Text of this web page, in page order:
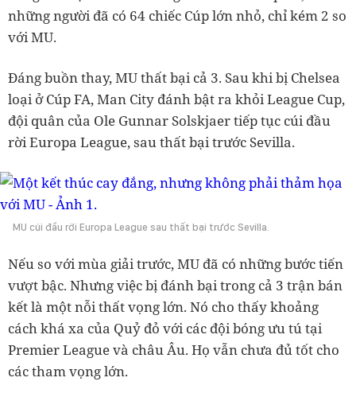
những người đã có 64 chiếc Cúp lớn nhỏ, chỉ kém 2 so
với MU.
Đáng buồn thay, MU thất bại cả 3. Sau khi bị Chelsea
loại ở Cúp FA, Man City đánh bật ra khỏi League Cup,
đội quân của Ole Gunnar Solskjaer tiếp tục cúi đầu
rời Europa League, sau thất bại trước Sevilla.
MU cúi đầu rời Europa League sau thất bại trước Sevilla.
Nếu so với mùa giải trước, MU đã có những bước tiến
vượt bậc. Nhưng việc bị đánh bại trong cả 3 trận bán
kết là một nỗi thất vọng lớn. Nó cho thấy khoảng
cách khá xa của Quỷ đỏ với các đội bóng ưu tú tại
Premier League và châu Âu. Họ vẫn chưa đủ tốt cho
các tham vọng lớn.